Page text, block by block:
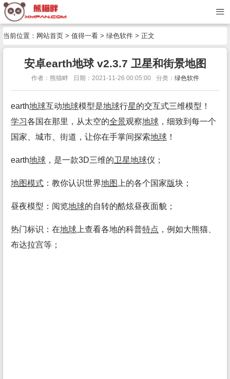
当前位置： 网站首页 > 值得一看 > 绿色软件 > 正文
安卓earth地球 v2.3.7 卫星和街景地图
作者：熊猫畔 日期：2021-11-26 00:05:00 分类： 绿色软件
earth地球互动地球模型是地球行星的交互式三维模型！
学习各国在那里，从太空的全景观察地球 ，细致到每一个
国家、城市、街道，让你在手掌间探索地球 ！
earth地球 ，是一款3D三维的卫星地球仪；
地图模式 ：教你认识世界地图 上的各个国家版块；
昼夜模型：阅览地球的自转的酷炫昼夜面貌；
热门标识：在地球 上查看各地的科普特点 ，例如大熊猫、
布达拉宫等；